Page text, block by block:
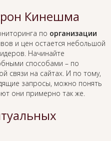
Кинешма
по организации
и цен остается небольшой
Начинайте
способами – по
связи на сайтах. И по тому,
запросы, можно понять
они примерно так же.